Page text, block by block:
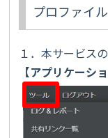
プロファイル
１．本サービス
【アプリケーシ